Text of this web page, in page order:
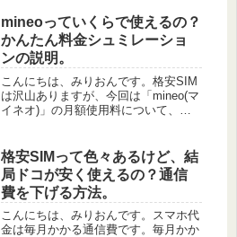
mineoっていくらで使えるの？
かんたん料金シュミレーショ
ンの説明。
こんにちは、みりおんです。格安SIM
は沢山ありますが、今回は「mineo(マ
イネオ)」の月額使用料について、
どんな方にオススメなのかも触れてい
くので、通信費を見直したい方に...
格安SIMって色々あるけど、結
局ドコが安く使えるの？通信
費を下げる方法。
こんにちは、みりおんです。スマホ代
金は毎月かかる通信費です。毎月かか